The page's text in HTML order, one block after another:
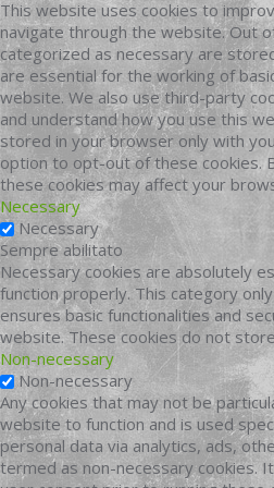
This website uses cookies to
navigate through the website. Out
categorized as necessary are
are essential for the working of
website. We also use third-party
and understand how you use this
stored in your browser only with
option to opt-out of these cookies.
these cookies may affect your
Necessary
Necessary
Sempre abilitato
Necessary cookies are absolutely
function properly. This category
ensures basic functionalities and
website. These cookies do not
Non-necessary
Non-necessary
Any cookies that may not be
website to function and is used
personal data via analytics, ads,
termed as non-necessary cookies.